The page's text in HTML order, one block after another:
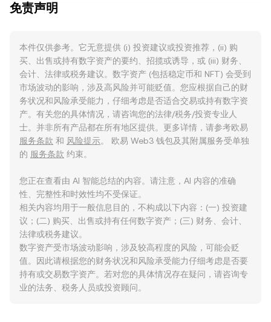
免责声明
本件仅供参考。它无意提供 (i) 投资建议或投资推荐，(ii) 购
买、出售或持有数字资产的要约、招揽或诱导，或 (iii) 财务、
会计、法律或税务建议。数字资产 (包括稳定币和 NFT) 会受到
市场波动的影响，涉及高风险并可能贬值。您应根据自己的财
务状况和风险承受能力，仔细考虑是否适合交易或持有数字资
产。有关您的具体情况，请咨询您的法律/税务/投资专业人
士。并非所有产品都在所有地区提供。更多详情，请参考欧易
服务条款 和 风险提示。 欧易 Web3 钱包及其附属服务受单独
的 服务条款 约束。
您正在查看由 AI 智能总结的内容。请注意，AI 内容的准确
性、完整性和时效性均不受保证。
相关内容均用于一般信息目的，不构成以下内容：(一) 投资建
议；(二) 购买、出售或持有任何数字资产；(三) 财务、会计、
法律或税务建议。
数字资产受市场波动影响，涉及较高程度的风险，可能会贬
值。因此请根据您的财务状况和风险承受能力仔细考虑是否要
持有或交易数字资产。若对您的具体情况存在疑问，请咨询专
业的法务、税务人员或投资顾问。